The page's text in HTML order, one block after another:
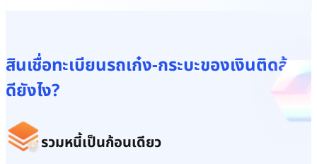
สินเชื่อทะเบียนรถเก๋ง-กระบะของเงินติดล้อ
ดียังไง?
รวมหนี้เป็นก้อนเดียว